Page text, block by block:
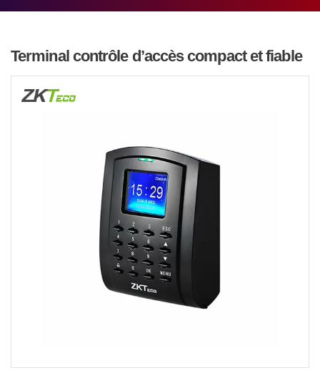
Terminal contrôle d’accès compact et fiable